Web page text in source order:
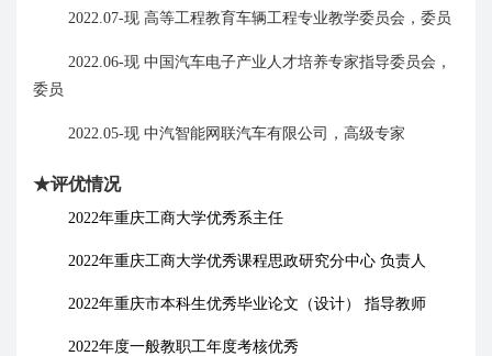
2022.07-现 高等工程教育车辆工程专业教学委员会， 委员
2022.06-现 中国汽车电子产业人才培养专家指导委员会 ，
委员
2022.05-现 中汽智能网联汽车有限公司 ， 高级专家
★评优情况
2022年重庆工商大学优秀系主任
2022年重庆工商大学优秀课程思政研究分中心 负责人
2022年重庆市本科生优秀毕业论文（设计） 指导教师
2022年度一般教职工年度考核优秀